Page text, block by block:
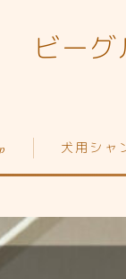
ビーグ
犬用シャ
Top